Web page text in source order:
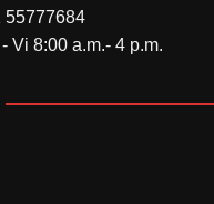
55777684
Vi 8:00 a.m.- 4 p.m.